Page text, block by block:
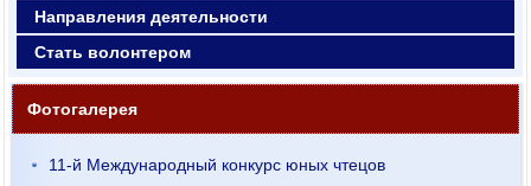
Направления деятельности
Стать волонтером
Фотогалерея
11-й Международный конкурс юных чтецов